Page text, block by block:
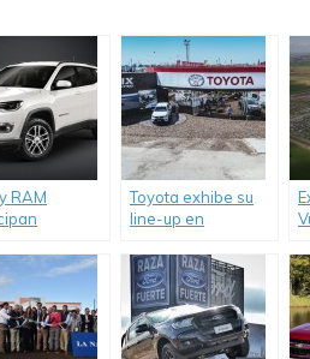
RAM
Toyota exhibe su
line-up en
Deportivos;
híbridos y de
trabajo.